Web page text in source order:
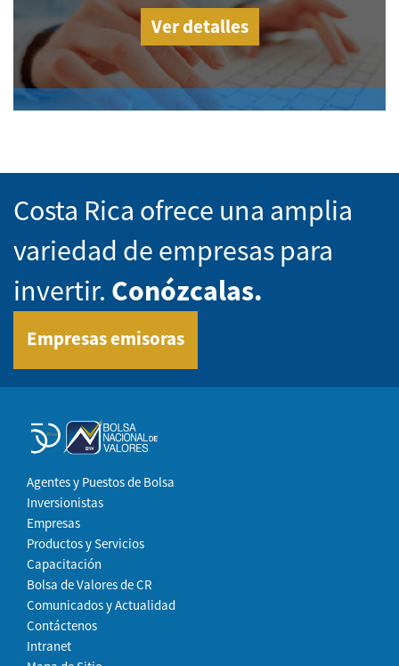
Ver detalles
Costa Rica ofrece una amplia
variedad de empresas para
invertir. Conózcalas.
Empresas emisoras
Agentes y Puestos de Bolsa
Inversionistas
Empresas
Productos y Servicios
Capacitación
Bolsa de Valores de CR
Comunicados y Actualidad
Contáctenos
Intranet